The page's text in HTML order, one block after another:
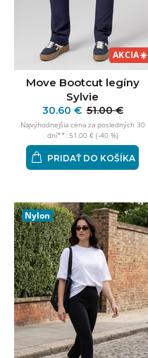
AKCIA☀️
Move Bootcut legíny
Sylvie
30.60 € 51.00 €
Najvýhodnejšia cena za posledných 30
dní**: 51.00 € (-40 %)
PRIDAŤ DO KOŠÍKA
Nylon